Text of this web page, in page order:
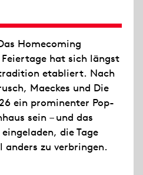
Homecoming
hat sich längst
etabliert. Nach
Maeckes und Die
ein prominenter Pop-
sein – und das
die Tage
anders zu verbringen.